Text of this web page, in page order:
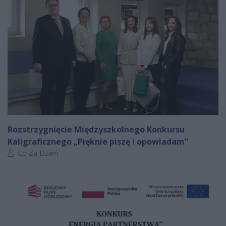
Rozstrzygnięcie Międzyszkolnego Konkursu
Kaligraficznego „Pięknie piszę i opowiadam”
Autor artykułu:
Co Za Dzień